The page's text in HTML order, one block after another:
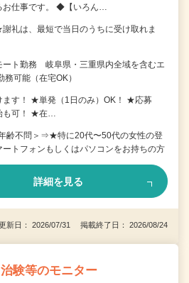
お仕事です。 ◆【いろん…
礼は、最短で当日のうちに受け取れま
ト勤務 岐阜県・三重県内全域を含むエ
務可能（在宅OK）
ます！ ★単発（1日のみ）OK！ ★応募
も可！ ★在…
齢不問＞⇒★特に20代〜50代の女性の登
フォンもしくはパソコンをお持ちの方
詳細を見る
新日： 2026/07/31 掲載終了日： 2026/08/24
験等のモニター